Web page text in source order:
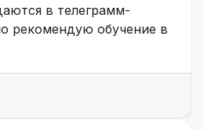
в телеграмм-
рекомендую обучение в